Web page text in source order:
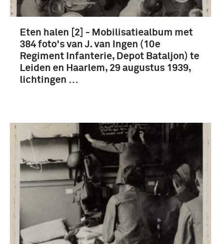
Eten halen [2] - Mobilisatiealbum met
384 foto's van J. van Ingen (10e
Regiment Infanterie, Depot Bataljon) te
Leiden en Haarlem, 29 augustus 1939,
lichtingen …